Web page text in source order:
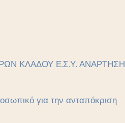
ΚΛΑΔΟΥ Ε.Σ.Υ. ΑΝΑΡΤΗΣΗ
για την ανταπόκριση